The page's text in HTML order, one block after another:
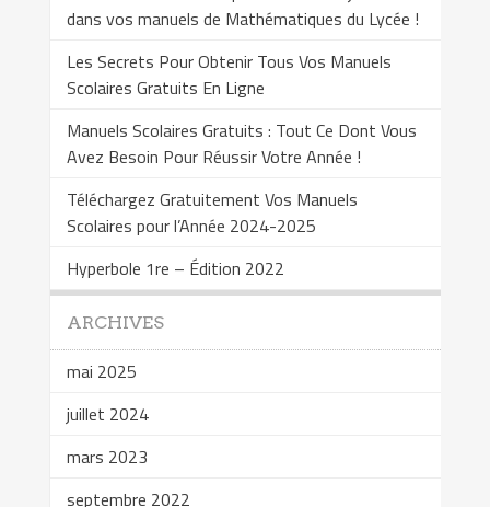
dans vos manuels de Mathématiques du Lycée !
Les Secrets Pour Obtenir Tous Vos Manuels
Scolaires Gratuits En Ligne
Manuels Scolaires Gratuits : Tout Ce Dont Vous
Avez Besoin Pour Réussir Votre Année !
Téléchargez Gratuitement Vos Manuels
Scolaires pour l’Année 2024-2025
Hyperbole 1re – Édition 2022
ARCHIVES
mai 2025
juillet 2024
mars 2023
septembre 2022